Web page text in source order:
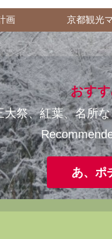
画 京都観光
おす
大祭、紅葉、名所
あ、ポ